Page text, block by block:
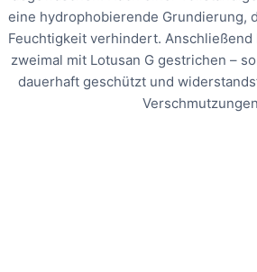
eine hydrophobierende Grundierung,
Feuchtigkeit verhindert. Anschließend
zweimal mit Lotusan G gestrichen –
dauerhaft geschützt und